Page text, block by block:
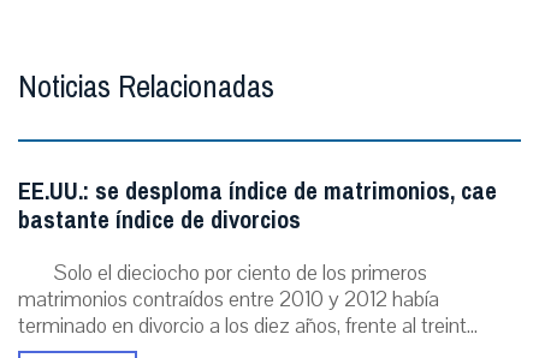
Noticias Relacionadas
EE.UU.: se desploma índice de matrimonios, cae
bastante índice de divorcios
Solo el dieciocho por ciento de los primeros
matrimonios contraídos entre 2010 y 2012 había
terminado en divorcio a los diez años, frente al treint...